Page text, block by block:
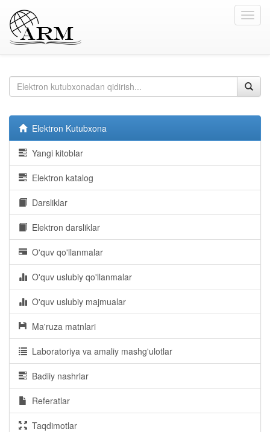
Elektron Kutubxona
Yangi kitoblar
Elektron katalog
Darsliklar
Elektron darsliklar
O'quv qo'llanmalar
O'quv uslubiy qo'llanmalar
O'quv uslubiy majmualar
Ma'ruza matnlari
Laboratoriya va amaliy mashg'ulotlar
Badiiy nashrlar
Referatlar
Taqdimotlar